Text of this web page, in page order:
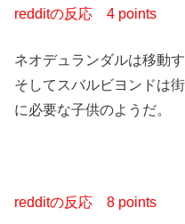
redditの反応 4 points
ネオデュランダルは移動
そしてスバルビヨンドは
に必要な子供のようだ。
redditの反応 8 points